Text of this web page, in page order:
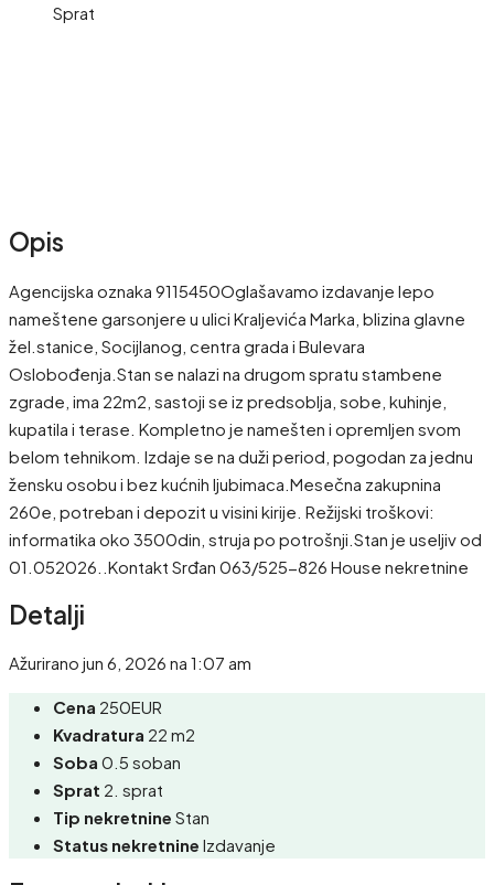
Sprat
Opis
Agencijska oznaka 9115450Oglašavamo izdavanje lepo
nameštene garsonjere u ulici Kraljevića Marka, blizina glavne
žel.stanice, Socijlanog, centra grada i Bulevara
Oslobođenja.Stan se nalazi na drugom spratu stambene
zgrade, ima 22m2, sastoji se iz predsoblja, sobe, kuhinje,
kupatila i terase. Kompletno je namešten i opremljen svom
belom tehnikom. Izdaje se na duži period, pogodan za jednu
žensku osobu i bez kućnih ljubimaca.Mesečna zakupnina
260e, potreban i depozit u visini kirije. Režijski troškovi:
informatika oko 3500din, struja po potrošnji.Stan je useljiv od
01.052026..Kontakt Srđan 063/525-826 House nekretnine
Detalji
Ažurirano jun 6, 2026 na 1:07 am
Cena 250EUR
Kvadratura 22 m2
Soba 0.5 soban
Sprat 2. sprat
Tip nekretnine Stan
Status nekretnine Izdavanje